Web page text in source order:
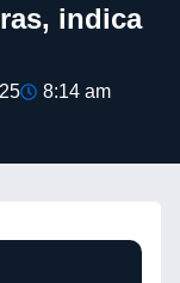
indica
8:14 am